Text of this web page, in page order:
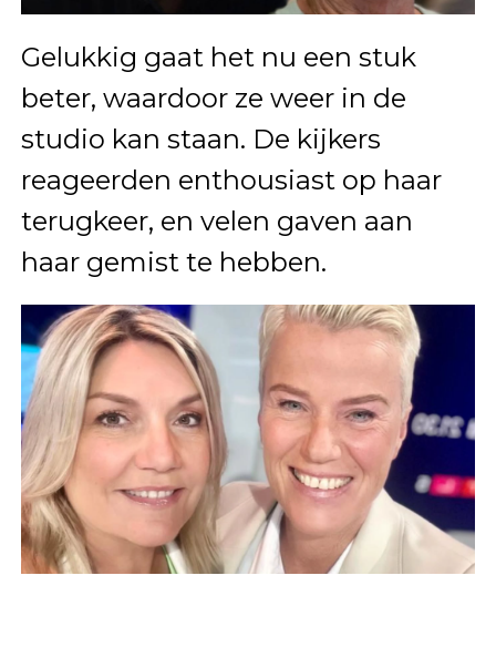
Gelukkig gaat het nu een stuk
beter, waardoor ze weer in de
studio kan staan. De kijkers
reageerden enthousiast op haar
terugkeer, en velen gaven aan
haar gemist te hebben.